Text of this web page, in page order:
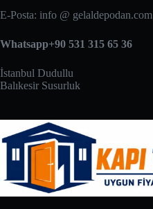
E-Posta: info @ gelaldepodan.com
Whatsapp+90 531 315 65 36
İstanbul Dudullu
Balıkesir Susurluk